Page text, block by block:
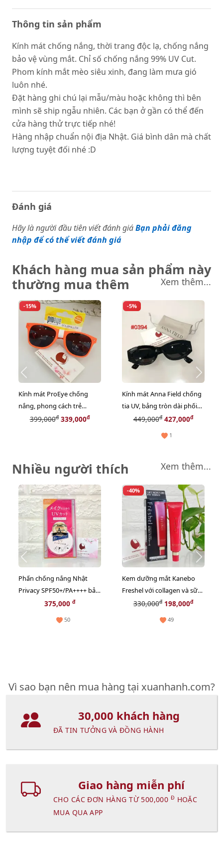
Thông tin sản phẩm
Kính mát chống nắng, thời trang độc lạ, chống nắng
bảo vệ vùng mắt. Chỉ số chống nắng 99% UV Cut.
Phom kính mắt mèo siêu xinh, đang làm mưa gió
luôn nhé.
Đặt hàng ghi chú lại mẫu/màu hoặc không thì bên
mình sẽ ship ngẫu nhiên. Các bạn ở gần có thể đến
cửa hàng thử trực tiếp nhé!
Hàng nhập chuẩn nội địa Nhật. Giá bình dân mà chất
lượng tuyệt đối nhé :D
Đánh giá
Hãy là người đầu tiên viết đánh giáBạn phải đăng
nhập để có thể viết đánh giá
Khách hàng mua sản phẩm này
thường mua thêm
Xem thêm...
-15%
Kính mát ProEye chống
nắng, phong cách trẻ
trung, cá tính - Gọng màu
399,000đ339,000đ
-5%
Kính mát Anna Field chống
tia UV, bảng tròn dài phối
kim loại sành điệu #0394
449,000đ427,000đ
1
Nhiều người thích Xem thêm...
Phấn chống nắng Nhật
Privacy SPF50+/PA++++ bảo
vệ và thoáng mịn đẹp da
375,000 đ
50
-40%
Kem dưỡng mắt Kanebo
Freshel với collagen và sữa
ong chúa thiên nhiên - 25g
330,000đ198,000đ
49
Vì sao bạn nên mua hàng tại xuanhanh.com?
30,000 khách hàng
ĐÃ TIN TƯỞNG VÀ ĐỒNG HÀNH
Giao hàng miễn phí
CHO CÁC ĐƠN HÀNG TỪ 500,000 Đ HOẶC
MUA QUA APP